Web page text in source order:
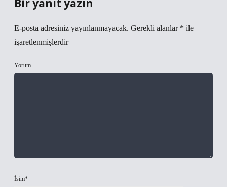
Bir yanıt yazın
E-posta adresiniz yayınlanmayacak. Gerekli alanlar * ile
işaretlenmişlerdir
Yorum
İsim*